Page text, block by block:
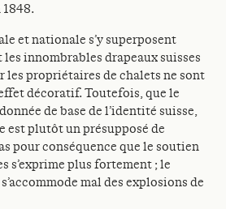
1848.
et nationale s’y superposent
innombrables drapeaux suisses
les propriétaires de chalets ne sont
décoratif. Toutefois, que le
de base de l’identité suisse,
est plutôt un présupposé de
pour conséquence que le soutien
s’exprime plus fortement ; le
mal des explosions de